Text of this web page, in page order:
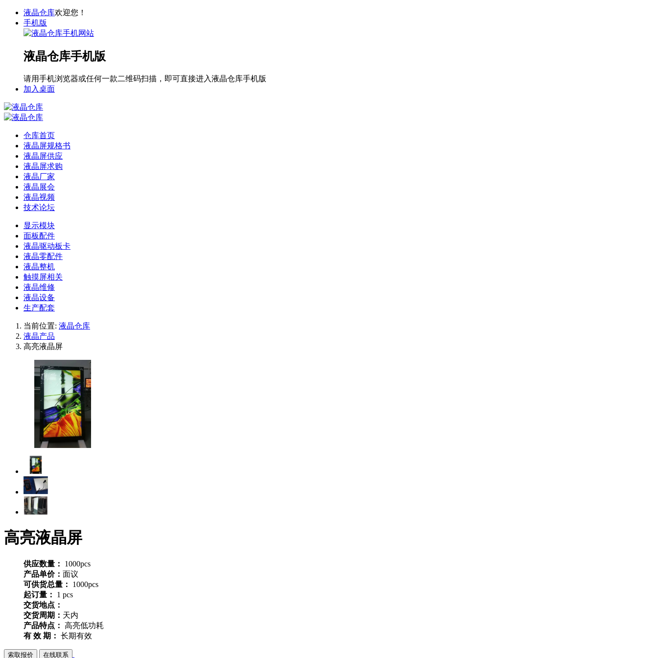
液晶仓库欢迎您！
手机版
液晶仓库手机版
请用手机浏览器或任何一款二维码扫描，即可直接进入液晶仓库手机版
加入桌面
仓库首页
液晶屏规格书
液晶屏供应
液晶屏求购
液晶厂家
液晶展会
液晶视频
技术论坛
显示模块
面板配件
液晶驱动板卡
液晶零配件
液晶整机
触摸屏相关
液晶维修
液晶设备
生产配套
当前位置: 液晶仓库
液晶产品
高亮液晶屏
高亮液晶屏
供应数量：
1000pcs
产品单价： 面议
可供货总量：
1000pcs
起订量：
1 pcs
交货地点：
交货周期： 天内
产品特点： 高亮低功耗
有 效 期： 长期有效